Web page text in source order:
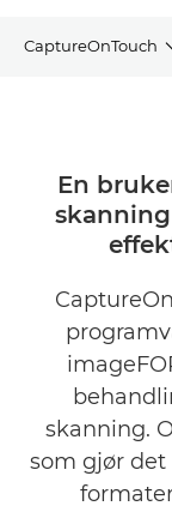
CaptureOnTouch
PRO
MOBILE
RELATERTE
En
skanning.
som gjør